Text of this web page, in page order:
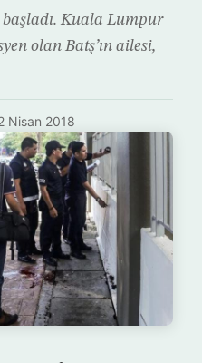
başladı. Kuala Lumpur
olan Batş’ın ailesi,
Nisan 2018